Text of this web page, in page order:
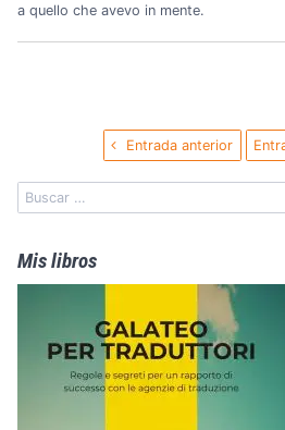
a quello che avevo in mente.
Entrada anterior
Mis libros